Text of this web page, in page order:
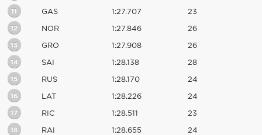
11 GAS 1:27.707 23
12 NOR 1:27.846 26
13 GRO 1:27.908 26
14 SAI 1:28.138 28
15 RUS 1:28.170 24
16 LAT 1:28.226 24
17 RIC 1:28.511 23
18 RAI 1:28.655 24